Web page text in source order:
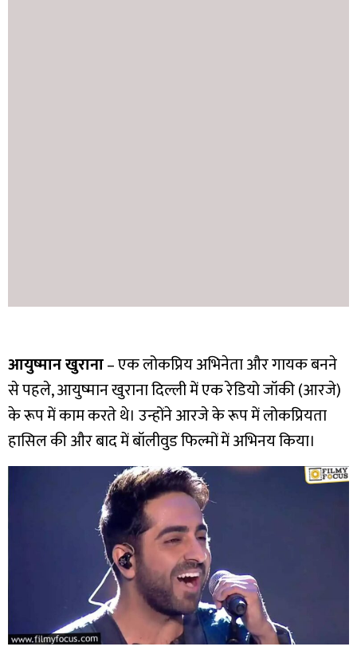
आयुष्मान खुराना– एक लोकप्रिय अभिनेता और गायक बनने
से पहले, आयुष्मान खुराना दिल्ली में एक रेडियो जॉकी (आरजे)
के रूप में काम करते थे। उन्होंने आरजे के रूप में लोकप्रियता
हासिल की और बाद में बॉलीवुड फिल्मों में अभिनय किया।